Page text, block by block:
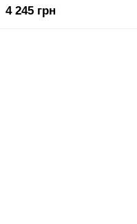
4 245 грн